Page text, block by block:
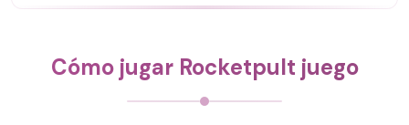
Cómo jugar Rocketpult juego